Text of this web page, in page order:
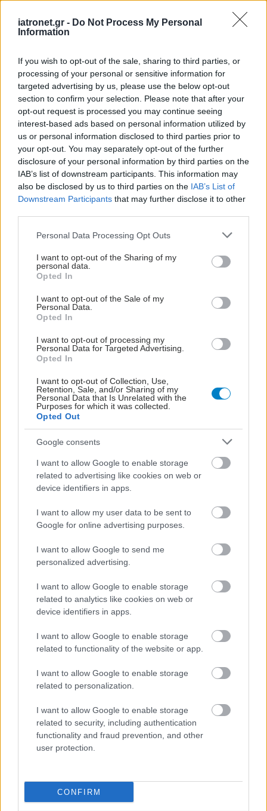
iatronet.gr - Do Not Process My Personal
Information
If you wish to opt-out of the sale, sharing to third parties, or
processing of your personal or sensitive information for
targeted advertising by us, please use the below opt-out
section to confirm your selection. Please note that after your
opt-out request is processed you may continue seeing
interest-based ads based on personal information utilized by
us or personal information disclosed to third parties prior to
your opt-out. You may separately opt-out of the further
disclosure of your personal information by third parties on the
IAB’s list of downstream participants. This information may
also be disclosed by us to third parties on the IAB’s List of
Downstream Participants that may further disclose it to other
Please note that this website/app uses one or more Google
not limited to your visit or usage behaviour. You may click to
grant or deny consent to Google and its third-party tags to
use your data for below specified purposes in below Google
consent section.
Personal Data Processing Opt Outs
I want to opt-out of the Sharing of my
personal data.
Opted In
I want to opt-out of the Sale of my
Personal Data.
Opted In
I want to opt-out of processing my
Personal Data for Targeted Advertising.
Opted In
I want to opt-out of Collection, Use,
Retention, Sale, and/or Sharing of my
Personal Data that Is Unrelated with the
Purposes for which it was collected.
Opted Out
Google consents
I want to allow Google to enable storage
related to advertising like cookies on web or
device identifiers in apps.
I want to allow my user data to be sent to
Google for online advertising purposes.
I want to allow Google to send me
personalized advertising.
I want to allow Google to enable storage
related to analytics like cookies on web or
device identifiers in apps.
I want to allow Google to enable storage
related to functionality of the website or app.
I want to allow Google to enable storage
related to personalization.
I want to allow Google to enable storage
related to security, including authentication
functionality and fraud prevention, and other
user protection.
CONFIRM
ΜΠΕΙΤΕ ΣΤΗ ΣΥΖΗΤΗΣΗ
Loading...
Προσθήκη Σχολίου